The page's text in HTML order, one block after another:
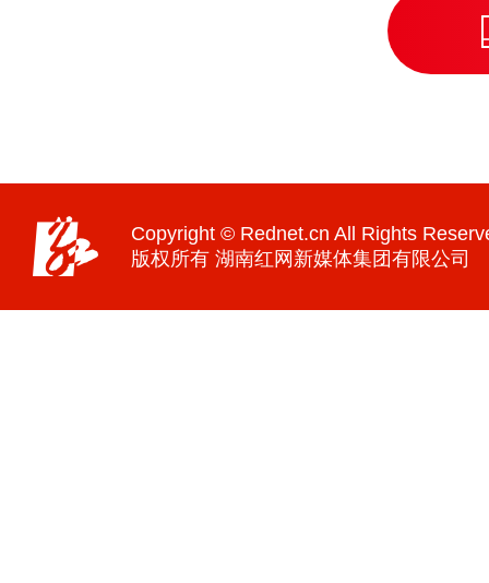
Copyright © Rednet.cn All Rights
版权所有 湖南红网新媒体集团有限公司